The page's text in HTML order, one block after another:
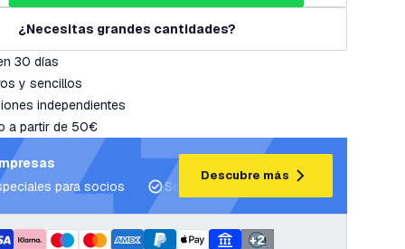
¿Necesitas grandes cantidades?
30 días
y sencillos
independientes
a partir de 50€
para socios
Soporte para proyectos y planes de
Descubre más
+2